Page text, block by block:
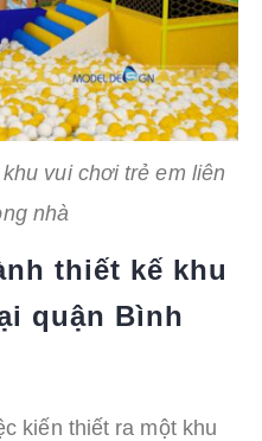
vui chơi trẻ em liên
nhà
thiết kế khu
quận Bình
kiến thiết ra một khu